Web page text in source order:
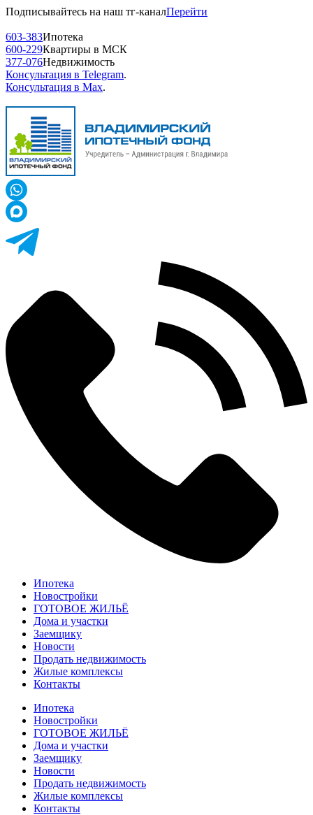
Подписывайтесь на наш тг-каналПерейти
603-383Ипотека
600-229Квартиры в МСК
377-076Недвижимость
Консультация в Telegram.
Консультация в Max.
Ипотека
Новостройки
ГОТОВОЕ ЖИЛЬЁ
Дома и участки
Заемщику
Новости
Продать недвижимость
Жилые комплексы
Контакты
Ипотека
Новостройки
ГОТОВОЕ ЖИЛЬЁ
Дома и участки
Заемщику
Новости
Продать недвижимость
Жилые комплексы
Контакты